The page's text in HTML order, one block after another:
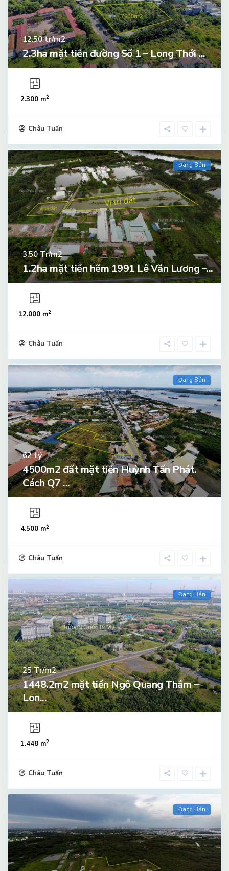
12.50tr/m2
2.3ha mặt tiền đường Số 1 – Long Thới ...
2.300 m2
Châu Tuấn
Đang Bán
3.50Tr/m2
1.2ha mặt tiền hẽm 1991 Lê Văn Lương –...
12.000 m2
Châu Tuấn
Đang Bán
62tỷ
4500m2 đất mặt tiền Huỳnh Tấn Phát.
Cách Q7 ...
4.500 m2
Châu Tuấn
Đang Bán
25Tr/m2
1448.2m2 mặt tiền Ngô Quang Thắm –
Lon...
1.448 m2
Châu Tuấn
Đang Bán